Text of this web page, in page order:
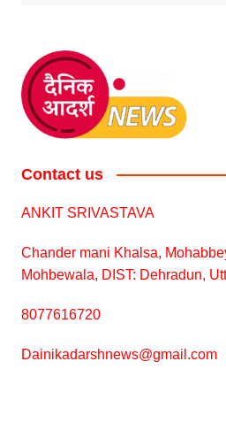
Contact us
ANKIT SRIVASTAVA
Chander mani Khalsa,
Mohbewala, DIST: Dehradun,
8077616720
Dainikadarshnews@gmail.com